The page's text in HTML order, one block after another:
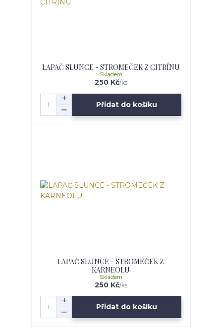
LAPAČ SLUNCE - STROMEČEK Z CITRÍNU
250 Kč/ks
Skladem
Přidat do košíku
LAPAČ SLUNCE - STROMEČEK Z
KARNEOLU
250 Kč/ks
Skladem
Přidat do košíku